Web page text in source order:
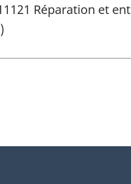
Réparation et